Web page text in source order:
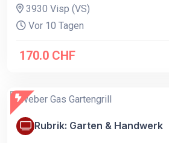
3930 Visp (VS)
Vor 10 Tagen
170.0 CHF
Rubrik: Garten & Handwerk